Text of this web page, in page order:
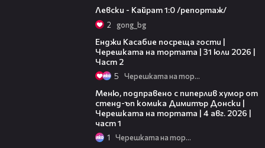
Левски - Кайрат 1:0 /репортаж/
2 gong_bg
Енджи Касабие посреща гости |
Черешката на тортата | 31 юли 2026 |
Част 2
5 Черешката на тортата
Меню, подправено с пиперлив хумор от
стенд-ъп комика Димитър Донски |
Черешката на тортата | 4 авг. 2026 |
част 1
1 Черешката на тортата